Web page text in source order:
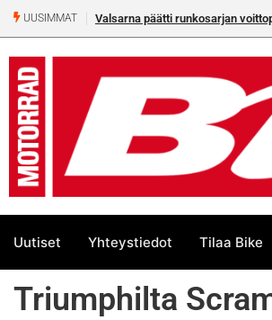
UUSIMMAT Valsarna päätti runkosarjan
Uutiset Yhteystiedot Tilaa Bike
Triumphilta